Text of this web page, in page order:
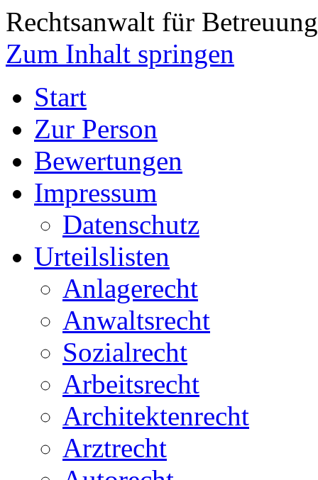
Rechtsanwalt für
Zum Inhalt springen
Start
Zur Person
Bewertungen
Impressum
Datenschutz
Urteilslisten
Anlagerecht
Anwaltsrecht
Sozialrecht
Arbeitsrecht
Architektenrecht
Arztrecht